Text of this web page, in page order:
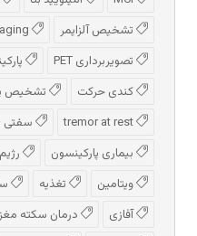
تشخیص آلزایمر
تصویربرداری PET
کندی حرکت
تشخیص
سفتی
بیماری پارکینسون
ویتامین
تغذیه
آفازی
درمان سکته